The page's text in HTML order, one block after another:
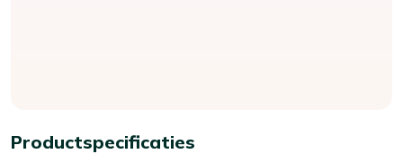
Productspecificaties